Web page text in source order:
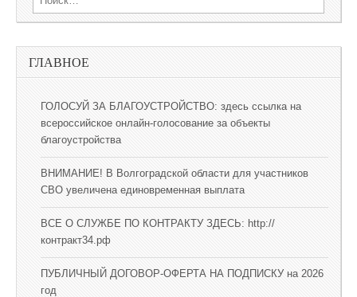
ГЛАВНОЕ
ГОЛОСУЙ ЗА БЛАГОУСТРОЙСТВО: здесь ссылка на
всероссийское онлайн-голосование за объекты
благоустройства
ВНИМАНИЕ! В Волгоградской области для участников
СВО увеличена единовременная выплата
ВСЕ О СЛУЖБЕ ПО КОНТРАКТУ ЗДЕСЬ: http://
контракт34.рф
ПУБЛИЧНЫЙ ДОГОВОР-ОФЕРТА НА ПОДПИСКУ на 2026
год